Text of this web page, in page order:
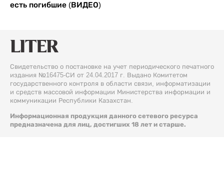
есть погибшие (ВИДЕО)
Свидетельство о постановке на учет периодического печатного
издания №16475-СИ от 24.04.2017 г. Выдано Комитетом
государственного контроля в области связи, информатизации
и средств массовой информации Министерства информации и
коммуникации Республики Казахстан.
Информационная продукция данного сетевого ресурса
предназначена для лиц, достигших 18 лет и старше.